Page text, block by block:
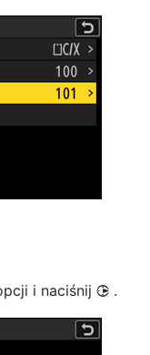
i naciśnij 2 .